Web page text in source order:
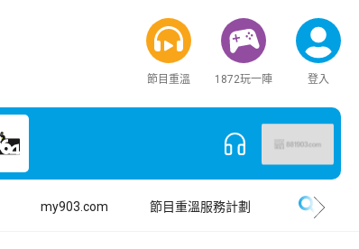
節目重溫 1872玩一陣 登入
my903.com 節目重溫服務計劃